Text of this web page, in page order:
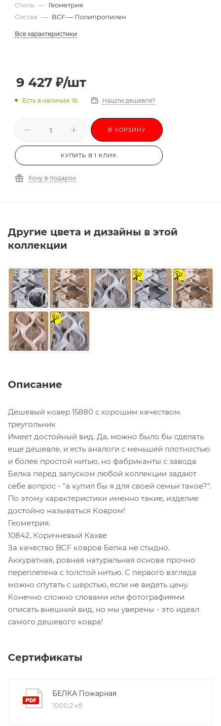
Стиль — Геометрия
Состав — BCF — Полипропилен
Все характеристики
9 427 ₽/шт
Есть в наличии: 16 Нашли дешевле?
В КОРЗИНУ
КУПИТЬ В 1 КЛИК
Хочу в подарок
Другие цвета и дизайны в этой
коллекции
на
отрез
на
отрез
на
отрез
Описание
Дешевый ковер 15880 с хорошим качеством.
треугольник
Имеет достойный вид. Да, можно было бы сделать
еще дешевле, и есть аналоги с меньшей плотностью
и более простой нитью, но фабриканты с завода
Белка перед запуском любой коллекции задают
себе вопрос - "а купил бы я для своей семьи такое?".
По этому характеристики именно такие, изделие
достойно называться Ковром!
Геометрия.
10842, Коричневый Кахве
За качество BCF ковров Белка не стыдно.
Аккуратная, ровная натуральная основа прочно
переплетена с толстой нитью. С первого взгляда
можно спутать с шерстью, если не видеть цену.
Конечно сложно словами или фотографиями
описать внешний вид, но мы уверены - это идеал
самого дешевого ковра!
Сертификаты
БЕЛКА Пожарная
1000,2 кб